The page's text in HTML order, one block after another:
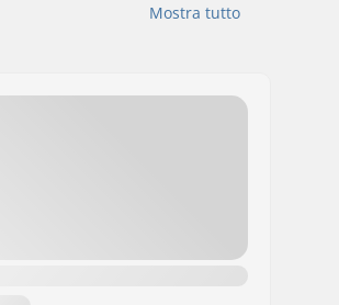
Mostra tutto